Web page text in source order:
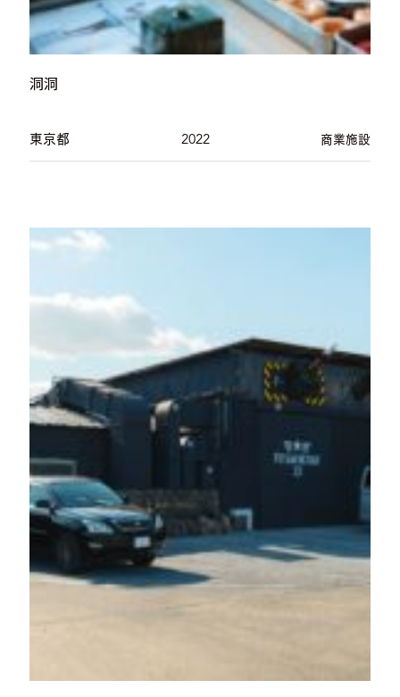
洞洞
東京都 2022 商業施設